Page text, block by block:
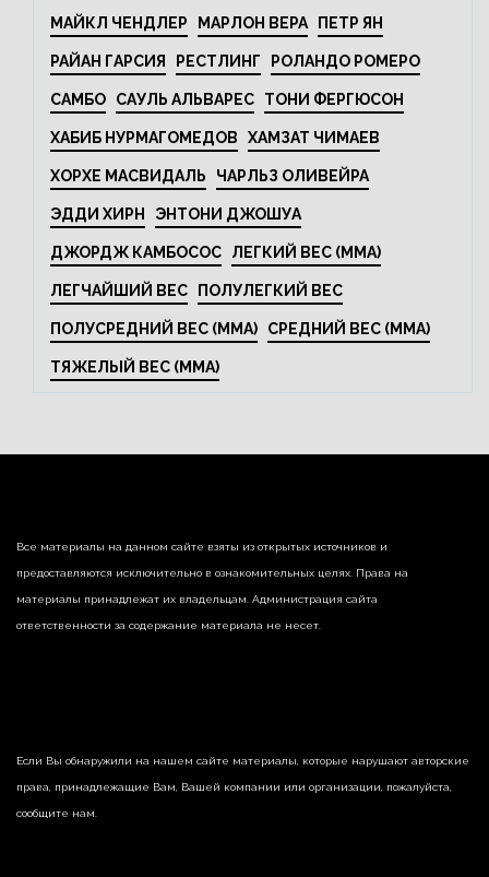
МАЙКЛ ЧЕНДЛЕР МАРЛОН ВЕРА ПЕТР ЯН
РАЙАН ГАРСИЯ РЕСТЛИНГ РОЛАНДО РОМЕРО
САМБО САУЛЬ АЛЬВАРЕС ТОНИ ФЕРГЮСОН
ХАБИБ НУРМАГОМЕДОВ ХАМЗАТ ЧИМАЕВ
ХОРХЕ МАСВИДАЛЬ ЧАРЛЬЗ ОЛИВЕЙРА
ЭДДИ ХИРН ЭНТОНИ ДЖОШУА
ДЖОРДЖ КАМБОСОС ЛЕГКИЙ ВЕС (MMA)
ЛЕГЧАЙШИЙ ВЕС ПОЛУЛЕГКИЙ ВЕС
ПОЛУСРЕДНИЙ ВЕС (MMA) СРЕДНИЙ ВЕС (MMA)
ТЯЖЕЛЫЙ ВЕС (MMA)
Все материалы на данном сайте взяты из открытых источников и
предоставляются исключительно в ознакомительных целях. Права на
материалы принадлежат их владельцам. Администрация сайта
ответственности за содержание материала не несет.
Если Вы обнаружили на нашем сайте материалы, которые нарушают авторские
права, принадлежащие Вам, Вашей компании или организации, пожалуйста,
сообщите нам.